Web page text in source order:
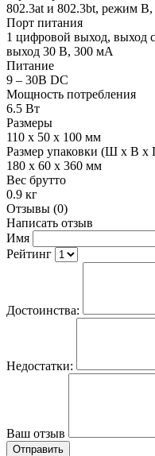
802.3at и 802.3bt, режим
Порт питания
1 цифровой выход, выход
выход 30 В, 300 мА
Питание
9 – 30В DC
Мощность потребления
6.5 Вт
Размеры
110 x 50 x 100 мм
Размер упаковки (Ш х В х
180 x 60 x 360 мм
Вес брутто
0.9 кг
Отзывы (0)
Написать отзыв
Имя
Рейтинг
Достоинства:
Недостатки:
Ваш отзыв
Отправить